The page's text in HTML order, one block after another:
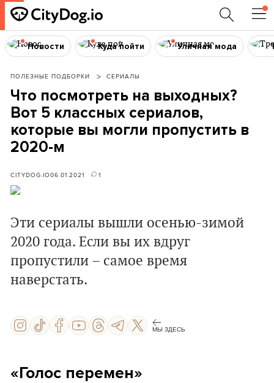
Новости Куда пойти Уличная мода
ПОЛЕЗНЫЕ ПОДБОРКИ СЕРИАЛЫ
Что посмотреть на выходных?
Вот 5 классных сериалов,
которые вы могли пропустить в
2020-м
CITYDOG.IO06.01.2021 1
Эти сериалы вышли осенью-зимой
2020 года. Если вы их вдруг
пропустили – самое время
наверстать.
МЫ ЗДЕСЬ
«Голос перемен»